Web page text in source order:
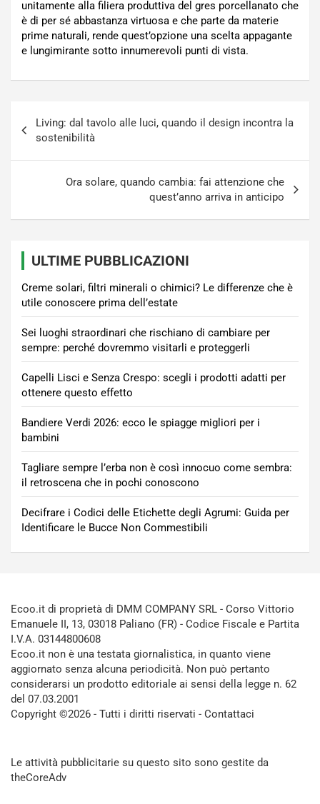
unitamente alla filiera produttiva del gres porcellanato che
è di per sé abbastanza virtuosa e che parte da materie
prime naturali, rende quest’opzione una scelta appagante
e lungimirante sotto innumerevoli punti di vista.
articoli
Living: dal tavolo alle luci, quando il design incontra la
sostenibilità
Ora solare, quando cambia: fai attenzione che
quest’anno arriva in anticipo
ULTIME PUBBLICAZIONI
Creme solari, filtri minerali o chimici? Le differenze che è
utile conoscere prima dell’estate
Sei luoghi straordinari che rischiano di cambiare per
sempre: perché dovremmo visitarli e proteggerli
Capelli Lisci e Senza Crespo: scegli i prodotti adatti per
ottenere questo effetto
Bandiere Verdi 2026: ecco le spiagge migliori per i
bambini
Tagliare sempre l’erba non è così innocuo come sembra:
il retroscena che in pochi conoscono
Decifrare i Codici delle Etichette degli Agrumi: Guida per
Identificare le Bucce Non Commestibili
Ecoo.it di proprietà di DMM COMPANY SRL - Corso Vittorio
Emanuele II, 13, 03018 Paliano (FR) - Codice Fiscale e Partita
I.V.A. 03144800608
Ecoo.it non è una testata giornalistica, in quanto viene
aggiornato senza alcuna periodicità. Non può pertanto
considerarsi un prodotto editoriale ai sensi della legge n. 62
del 07.03.2001
Copyright ©2026 - Tutti i diritti riservati - Contattaci
Le attività pubblicitarie su questo sito sono gestite da
theCoreAdv